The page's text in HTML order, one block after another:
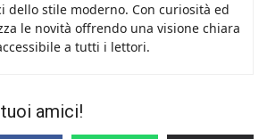
dello stile moderno. Con curiosità ed
le novità offrendo una visione chiara
a tutti i lettori.
amici!